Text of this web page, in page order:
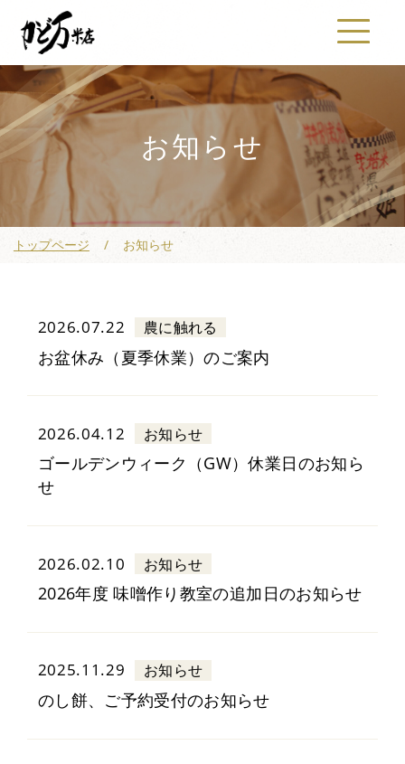
お知らせ
トップページ お知らせ
2026.07.22 農に触れる
お盆休み（夏季休業）のご案内
2026.04.12 お知らせ
ゴールデンウィーク（GW）休業日のお知ら
せ
2026.02.10 お知らせ
2026年度 味噌作り教室の追加日のお知らせ
2025.11.29 お知らせ
のし餅、ご予約受付のお知らせ